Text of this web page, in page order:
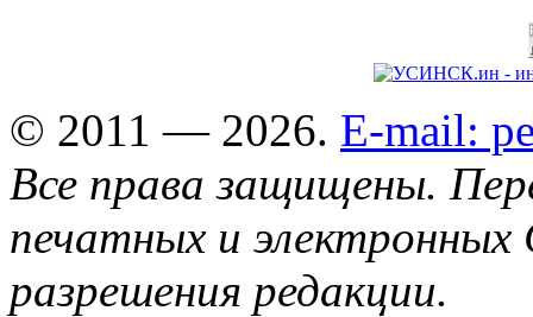
© 2011 — 2026. E-mail:
Все права защищены.
печатных и
разрешения редакции.